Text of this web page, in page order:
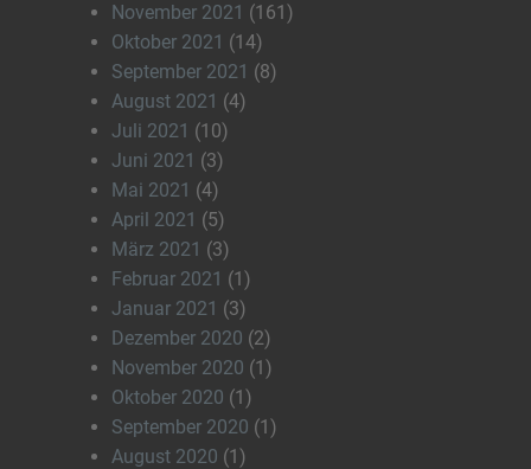
November 2021 (161)
Oktober 2021 (14)
September 2021 (8)
August 2021 (4)
Juli 2021 (10)
Juni 2021 (3)
Mai 2021 (4)
April 2021 (5)
März 2021 (3)
Februar 2021 (1)
Januar 2021 (3)
Dezember 2020 (2)
November 2020 (1)
Oktober 2020 (1)
September 2020 (1)
August 2020 (1)